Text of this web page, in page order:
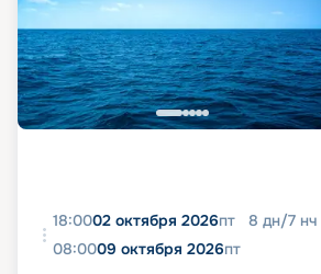
18:0002 октября 2026пт 8 дн/7 нч
08:0009 октября 2026пт